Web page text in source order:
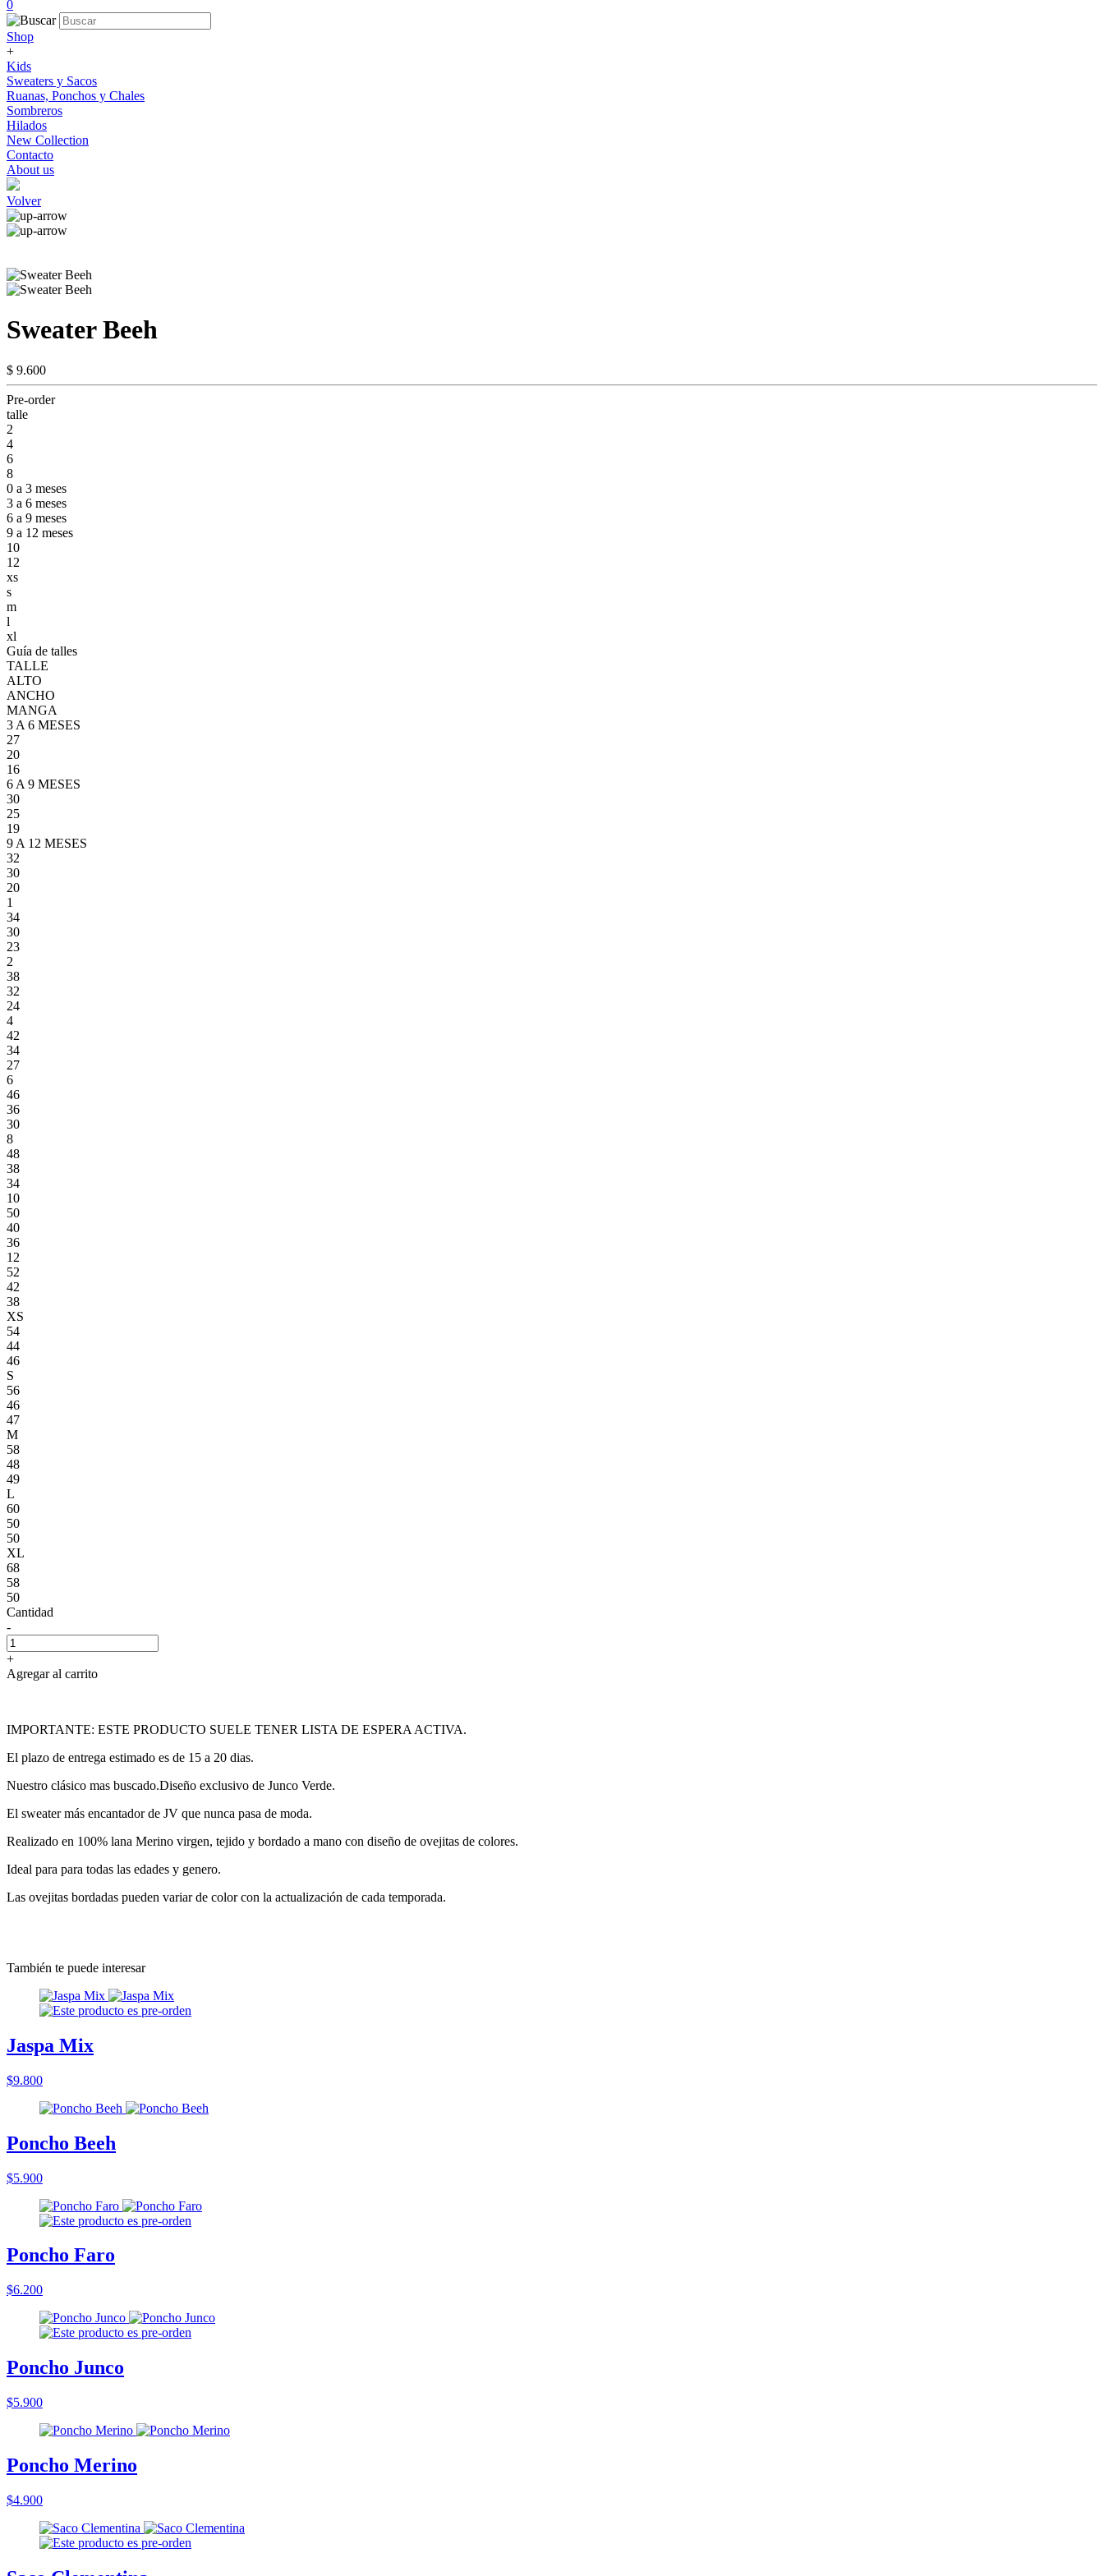
0
Shop
+
Kids
Sweaters y Sacos
Ruanas, Ponchos y Chales
Sombreros
Hilados
New Collection
Contacto
About us
Volver
Sweater Beeh
$ 9.600
Pre-order
talle
2
4
6
8
0 a 3 meses
3 a 6 meses
6 a 9 meses
9 a 12 meses
10
12
xs
s
m
l
xl
Guía de talles
TALLE
ALTO
ANCHO
MANGA
3 A 6 MESES
27
20
16
6 A 9 MESES
30
25
19
9 A 12 MESES
32
30
20
1
34
30
23
2
38
32
24
4
42
34
27
6
46
36
30
8
48
38
34
10
50
40
36
12
52
42
38
XS
54
44
46
S
56
46
47
M
58
48
49
L
60
50
50
XL
68
58
50
Cantidad
-
+
Agregar al carrito
IMPORTANTE: ESTE PRODUCTO SUELE TENER LISTA DE ESPERA ACTIVA.
El plazo de entrega estimado es de 15 a 20 dias.
Nuestro clásico mas buscado.Diseño exclusivo de Junco Verde.
El sweater más encantador de JV que nunca pasa de moda.
Realizado en 100% lana Merino virgen, tejido y bordado a mano con diseño de ovejitas de colores.
Ideal para para todas las edades y genero.
Las ovejitas bordadas pueden variar de color con la actualización de cada temporada.
También te puede interesar
Jaspa Mix
$9.800
Poncho Beeh
$5.900
Poncho Faro
$6.200
Poncho Junco
$5.900
Poncho Merino
$4.900